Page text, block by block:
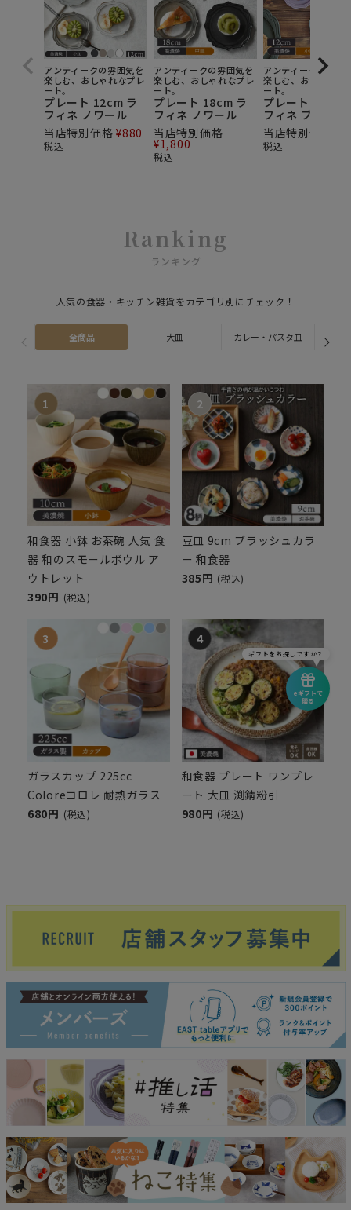
アンティークの雰囲気を
楽しむ、おしゃれなプレ
ート。
プレート 12cm ラ
フィネ ノワール
当店特別価格 ¥880
税込
アンティークの雰囲気を
楽しむ、おしゃれなプレ
ート。
プレート 18cm ラ
フィネ ノワール
当店特別価格
¥1,800
税込
アンティークの雰囲
楽しむ、おしゃれな
ート。
プレート 12cm
フィネ ブラン
当店特別価格
税込
Ranking
ランキング
人気の食器・キッチン雑貨をカテゴリ別にチェック！
全商品 大皿 カレー・パスタ皿
和食器 小鉢 お茶碗 人気 食
器 和のスモールボウル ア
ウトレット
390円 (税込)
豆皿 9cm ブラッシュカラ
ー 和食器
385円 (税込)
ガラスカップ 225cc
Coloreコロレ 耐熱ガラス
680円 (税込)
和食器 プレート ワンプレ
ート 大皿 渕錆粉引
980円 (税込)
eギフトで
贈る
ギフトをお探しですか？